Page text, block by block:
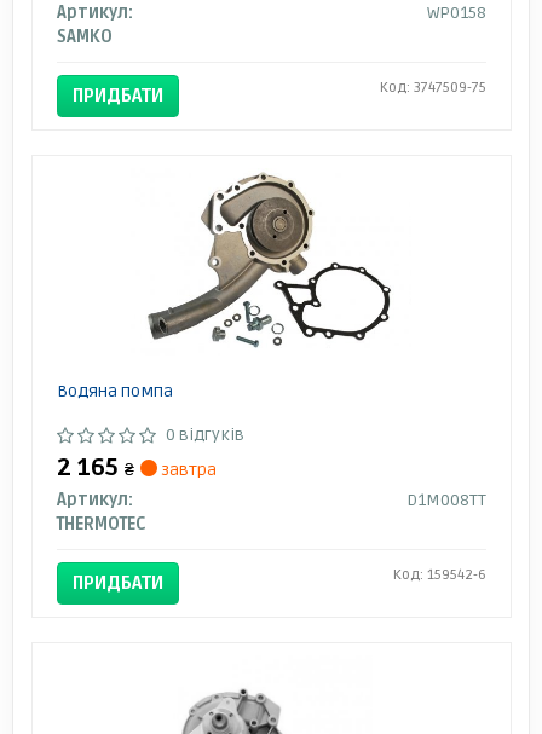
Артикул:
WP0158
SAMKO
ПРИДБАТИ Код: 3747509-75
Водяна помпа
0 відгуків
2 165 ₴
завтра
Артикул:
D1M008TT
THERMOTEC
ПРИДБАТИ Код: 159542-6